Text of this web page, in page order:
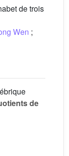
de trois
Wen ;
de